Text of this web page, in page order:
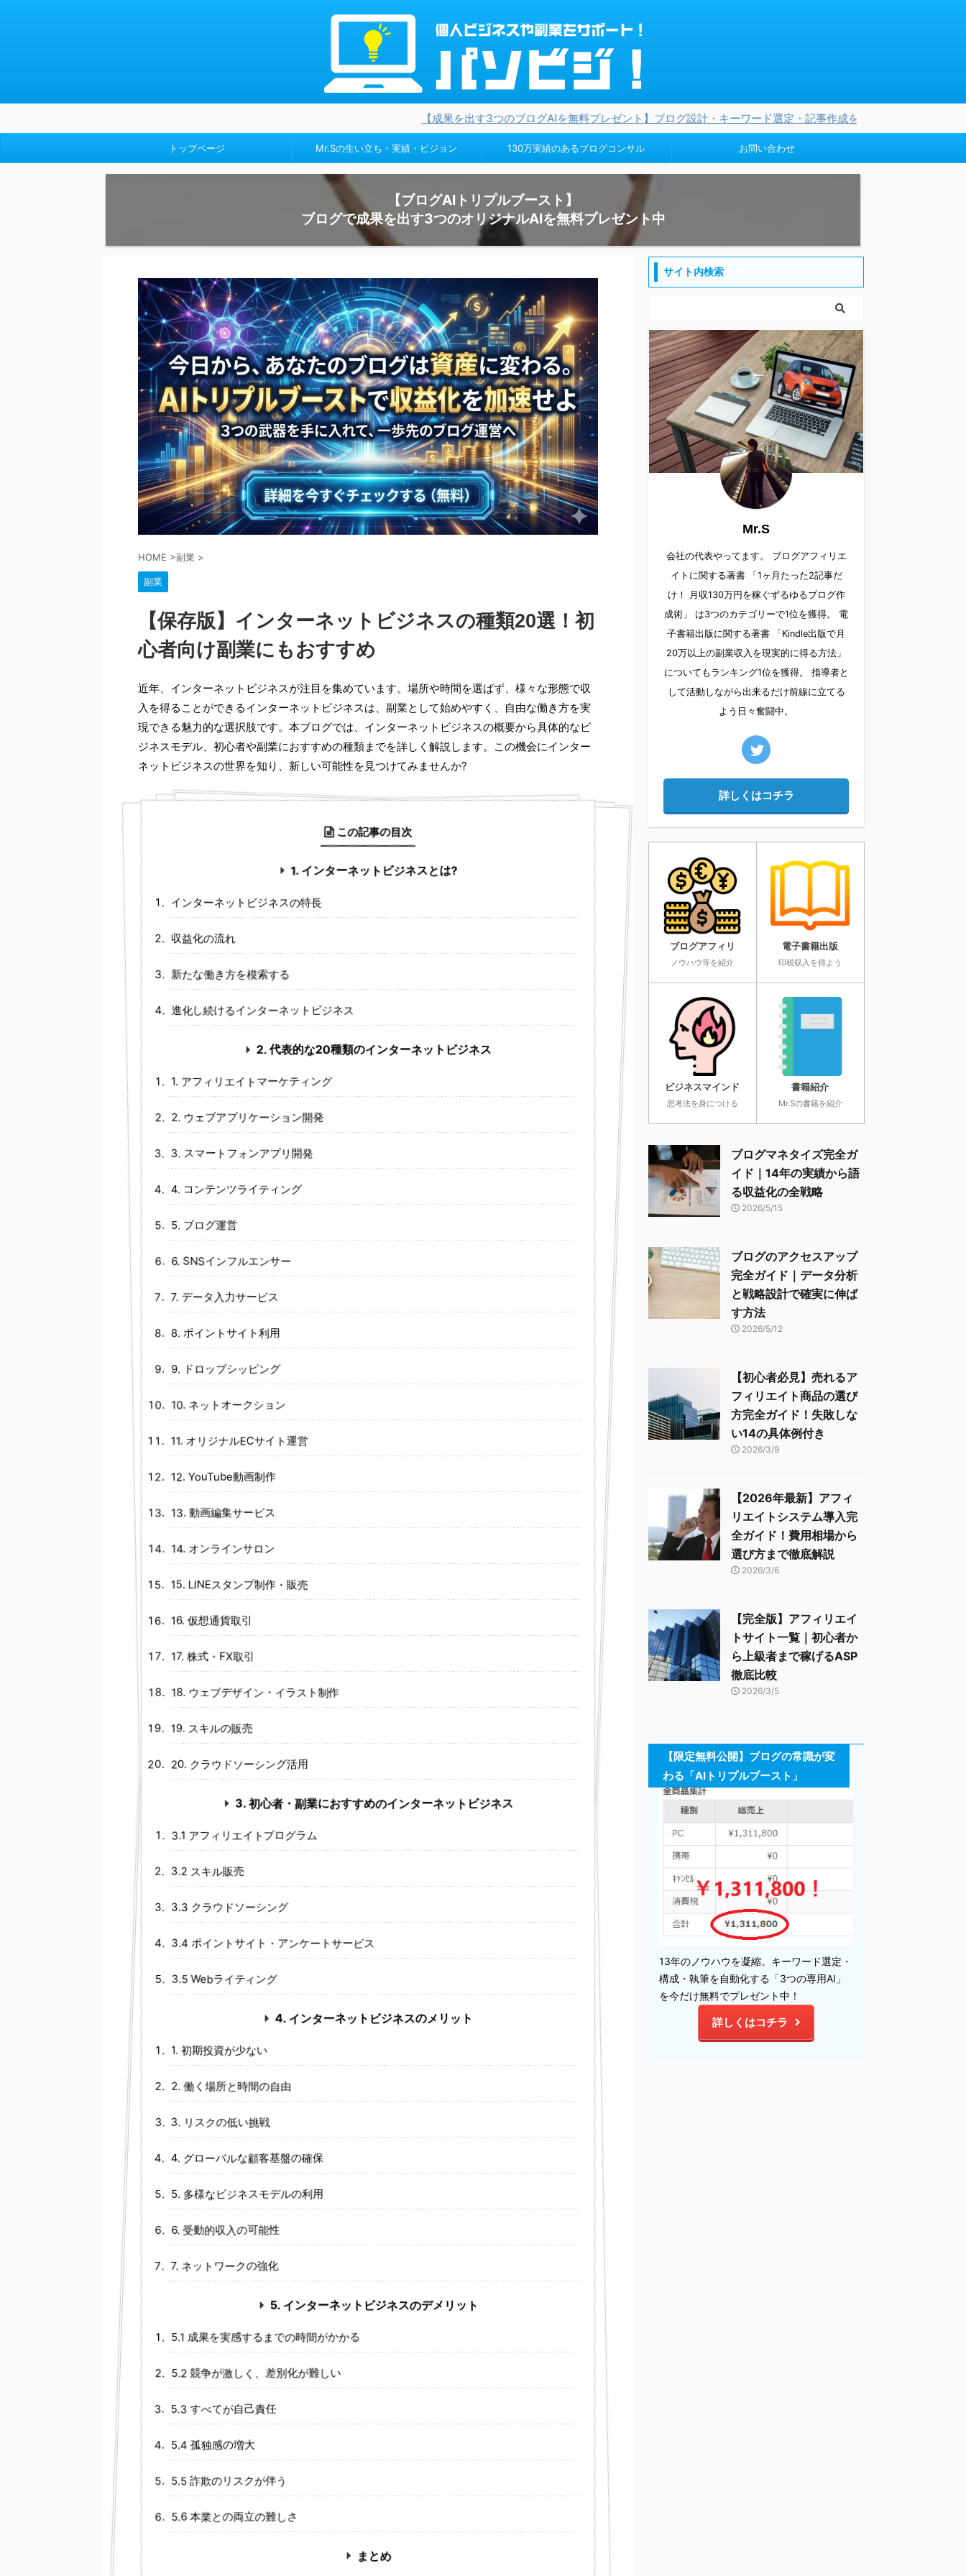
【成果を出す3つのブログAIを無料プレゼント】ブログ設計・キーワード選定・記事作成を完全に任せられる3つのオリジナルAIを
トップページ Mr.Sの生い立ち・実績・ビジョン 130万実績のあるブログコンサル お問い合わせ
【ブログAIトリプルブースト】
ブログで成果を出す3つのオリジナルAIを無料プレゼント中
HOME >副業 >
副業
【保存版】インターネットビジネスの種類20選！初
心者向け副業にもおすすめ
近年、インターネットビジネスが注目を集めています。場所や時間を選ばず、様々な形態で収
入を得ることができるインターネットビジネスは、副業として始めやすく、自由な働き方を実
現できる魅力的な選択肢です。本ブログでは、インターネットビジネスの概要から具体的なビ
ジネスモデル、初心者や副業におすすめの種類までを詳しく解説します。この機会にインター
ネットビジネスの世界を知り、新しい可能性を見つけてみませんか?
この記事の目次
1. インターネットビジネスとは?
インターネットビジネスの特長
収益化の流れ
新たな働き方を模索する
進化し続けるインターネットビジネス
2. 代表的な20種類のインターネットビジネス
1. アフィリエイトマーケティング
2. ウェブアプリケーション開発
3. スマートフォンアプリ開発
4. コンテンツライティング
5. ブログ運営
6. SNSインフルエンサー
7. データ入力サービス
8. ポイントサイト利用
9. ドロップシッピング
10. ネットオークション
11. オリジナルECサイト運営
12. YouTube動画制作
13. 動画編集サービス
14. オンラインサロン
15. LINEスタンプ制作・販売
16. 仮想通貨取引
17. 株式・FX取引
18. ウェブデザイン・イラスト制作
19. スキルの販売
20. クラウドソーシング活用
3. 初心者・副業におすすめのインターネットビジネス
3.1 アフィリエイトプログラム
3.2 スキル販売
3.3 クラウドソーシング
3.4 ポイントサイト・アンケートサービス
3.5 Webライティング
4. インターネットビジネスのメリット
1. 初期投資が少ない
2. 働く場所と時間の自由
3. リスクの低い挑戦
4. グローバルな顧客基盤の確保
5. 多様なビジネスモデルの利用
6. 受動的収入の可能性
7. ネットワークの強化
5. インターネットビジネスのデメリット
5.1 成果を実感するまでの時間がかかる
5.2 競争が激しく、差別化が難しい
5.3 すべてが自己責任
5.4 孤独感の増大
5.5 詐欺のリスクが伴う
5.6 本業との両立の難しさ
まとめ
サイト内検索
Mr.S
会社の代表やってます。 ブログアフィリエ
イトに関する著書 「1ヶ月たった2記事だ
け！ 月収130万円を稼ぐずるゆるブログ作
成術」 は3つのカテゴリーで1位を獲得。 電
子書籍出版に関する著書 「Kindle出版で月
20万以上の副業収入を現実的に得る方法」
についてもランキング1位を獲得。 指導者と
して活動しながら出来るだけ前線に立てる
よう日々奮闘中。
詳しくはコチラ
ブログアフィリ
ノウハウ等を紹介
電子書籍出版
印税収入を得よう
ビジネスマインド
思考法を身につける
書籍紹介
Mr.Sの書籍を紹介
ブログマネタイズ完全ガ
イド｜14年の実績から語
る収益化の全戦略
2026/5/15
ブログのアクセスアップ
完全ガイド｜データ分析
と戦略設計で確実に伸ば
す方法
2026/5/12
【初心者必見】売れるア
フィリエイト商品の選び
方完全ガイド！失敗しな
い14の具体例付き
2026/3/9
【2026年最新】アフィ
リエイトシステム導入完
全ガイド！費用相場から
選び方まで徹底解説
2026/3/6
【完全版】アフィリエイ
トサイト一覧｜初心者か
ら上級者まで稼げるASP
徹底比較
2026/3/5
【限定無料公開】ブログの常識が変
わる「AIトリプルブースト」
13年のノウハウを凝縮。キーワード選定・
構成・執筆を自動化する「3つの専用AI」
を今だけ無料でプレゼント中！
詳しくはコチラ